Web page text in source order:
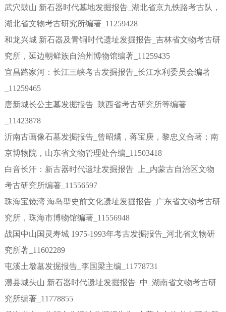
武穴鼓山 新石器时代墓地发掘报告_湖北省京九铁路考古队，
湖北省文物考古研究所编著_11259428
和龙兴城 新石器及青铜时代遗址发掘报告_吉林省文物考古研
究所，延边朝鲜族自治州博物馆编著_11259435
宜昌路家河：长江三峡考古发掘报告_长江水利委员会编著
_11259465
唐新城长公主墓发掘报告_陕西省考古研究所等编著
_11423878
沂南古画像石墓发掘报告_曾昭燏，蒋宝庚，黎忠义合著；南
京博物院，山东省文物管理处合编_11503418
白音长汗：新古器时代遗址发掘报告 上_内蒙古自治区文物
考古研究所编著_11556597
珠海宝镜湾 海岛型史前文化遗址发掘报告_广东省文物考古研
究所，珠海市博物馆编著_11556948
战国中山国灵寿城 1975-1993年考古发掘报告_河北省文物研
究所著_11602289
屯溪土墩墓发掘报告_李国梁主编_11778731
澧县城头山 新石器时代遗址发掘报告 中_湖南省文物考古研
究所编著_11778855